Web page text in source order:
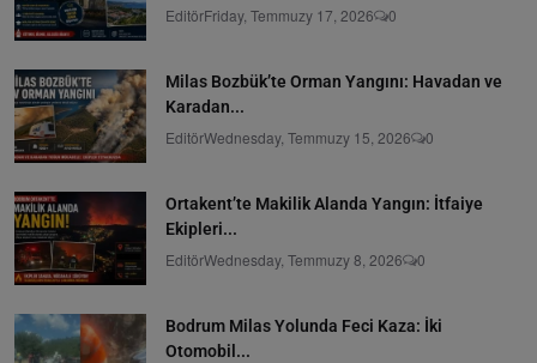
EditörFriday, Temmuzy 17, 2026 0
Milas Bozbük’te Orman Yangını: Havadan ve
Karadan...
EditörWednesday, Temmuzy 15, 2026 0
Ortakent’te Makilik Alanda Yangın: İtfaiye
Ekipleri...
EditörWednesday, Temmuzy 8, 2026 0
Bodrum Milas Yolunda Feci Kaza: İki
Otomobil...